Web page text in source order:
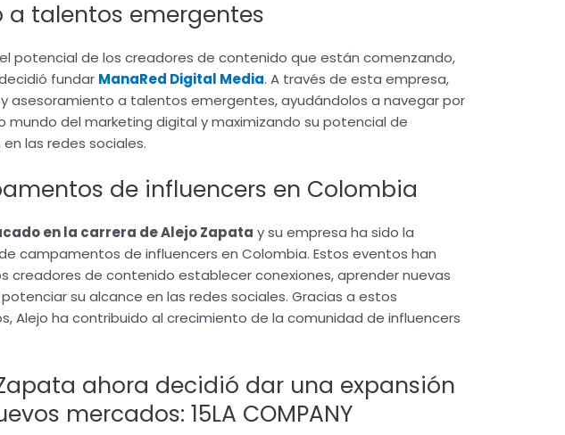
a talentos emergentes
potencial de los creadores de contenido que están comenzando,
fundar ManaRed Digital Media. A través de esta empresa,
asesoramiento a talentos emergentes, ayudándolos a navegar por
mundo del marketing digital y maximizando su potencial de
las redes sociales.
de influencers en Colombia
en la carrera de Alejo Zapata y su empresa ha sido la
campamentos de influencers en Colombia. Estos eventos han
creadores de contenido establecer conexiones, aprender nuevas
su alcance en las redes sociales. Gracias a estos
Alejo ha contribuido al crecimiento de la comunidad de influencers
ahora decidió dar una expansión
mercados: 15LA COMPANY